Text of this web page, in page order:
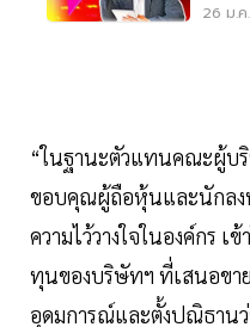
26 ม.
“ในฐานะตัวแทนคณะผู้บริ
ขอบคุณผู้ถือหุ้นและนักลง
ความไว้วางใจในองค์กร
ทุนของบริษัทฯ ที่เสนอขา
อุดมการณ์และตั้งปณิธาน